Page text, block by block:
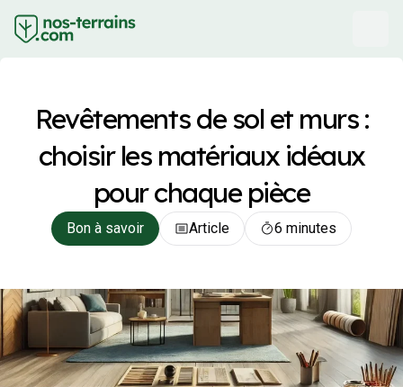
Revêtements de sol et murs :
choisir les matériaux idéaux
pour chaque pièce
Bon à savoir Article 6 minutes